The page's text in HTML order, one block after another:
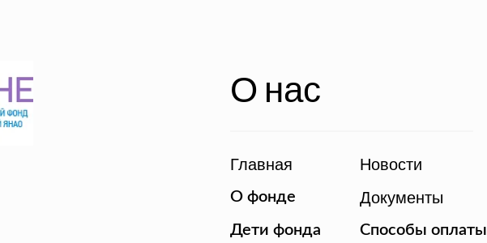
Главная
О фонде Документы
Дети фонда
Новости
О нас
Способы оплаты